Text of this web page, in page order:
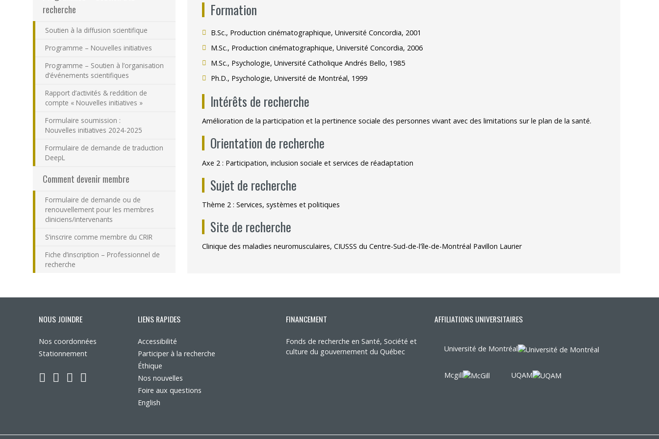
Archives
recherche
Soutien à la diffusion scientifique
Programme – Nouvelles initiatives
Programme – Soutien à l’organisation
d’événements scientifiques
Rapport d’activités & reddition de
compte « Nouvelles initiatives »
Formulaire soumission :
Nouvelles initiatives 2024-2025
Formulaire de demande de traduction
DeepL
Comment devenir membre
Formulaire de demande ou de
renouvellement pour les membres
cliniciens/intervenants
S’inscrire comme membre du CRIR
Fiche d’inscription – Professionnel de
recherche
Formation
B.Sc., Production cinématographique, Université Concordia, 2001
M.Sc., Production cinématographique, Université Concordia, 2006
M.Sc., Psychologie, Université Catholique Andrés Bello, 1985
Ph.D., Psychologie, Université de Montréal, 1999
Intérêts de recherche
Amélioration de la participation et la pertinence sociale des personnes vivant avec des limitations sur le plan de la santé.
Orientation de recherche
Axe 2 : Participation, inclusion sociale et services de réadaptation
Sujet de recherche
Thème 2 : Services, systèmes et politiques
Site de recherche
Clinique des maladies neuromusculaires, CIUSSS du Centre-Sud-de-l'île-de-Montréal Pavillon Laurier
NOUS JOINDRE
Nos coordonnées
Stationnement
LinkedIn
YouTube
Twitter
LIENS RAPIDES
Accessibilité
Participer à la recherche
Éthique
Nos nouvelles
Foire aux questions
English
FINANCEMENT
Fonds de recherche en Santé, Société et
culture du gouvernement du Québec
AFFILIATIONS UNIVERSITAIRES
Université de Montréal
Mcgill UQAM